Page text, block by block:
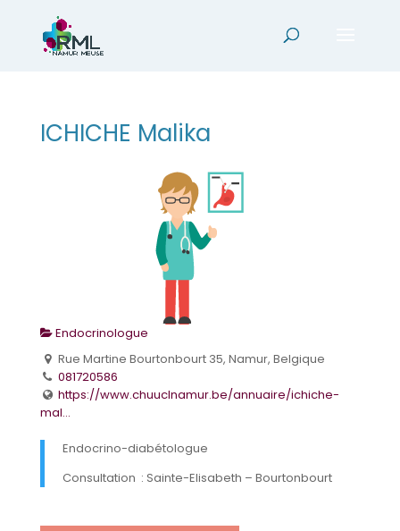
ICHICHE Malika
Endocrinologue
Rue Martine Bourtonbourt 35, Namur, Belgique
081720586
https://www.chuuclnamur.be/annuaire/ichiche-
mal...
Endocrino-diabétologue
Consultation : Sainte-Elisabeth – Bourtonbourt